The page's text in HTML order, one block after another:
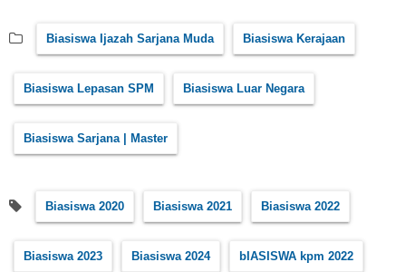
Biasiswa Ijazah Sarjana Muda Biasiswa Kerajaan
Biasiswa Lepasan SPM Biasiswa Luar Negara
Biasiswa Sarjana | Master
Biasiswa 2020 Biasiswa 2021 Biasiswa 2022
Biasiswa 2023 Biasiswa 2024 bIASISWA kpm 2022